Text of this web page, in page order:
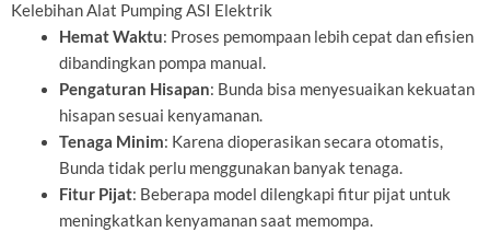
Kelebihan Alat Pumping ASI Elektrik
Hemat Waktu: Proses pemompaan lebih cepat dan efisien
dibandingkan pompa manual.
Pengaturan Hisapan: Bunda bisa menyesuaikan kekuatan
hisapan sesuai kenyamanan.
Tenaga Minim: Karena dioperasikan secara otomatis,
Bunda tidak perlu menggunakan banyak tenaga.
Fitur Pijat: Beberapa model dilengkapi fitur pijat untuk
meningkatkan kenyamanan saat memompa.